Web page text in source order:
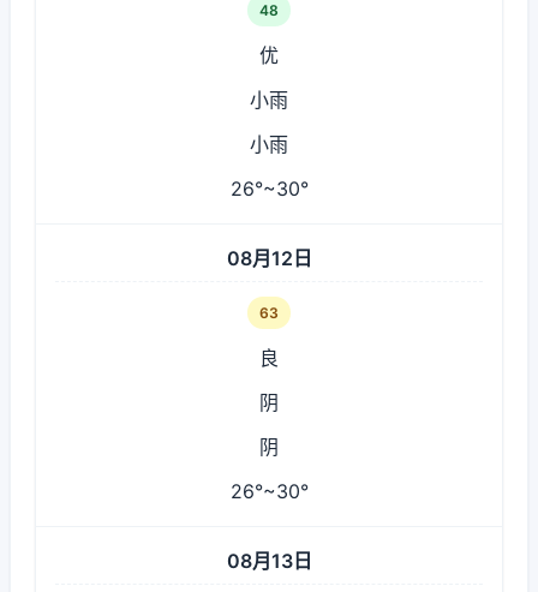
48
优
小雨
小雨
26°~30°
08月12日
63
良
阴
阴
26°~30°
08月13日